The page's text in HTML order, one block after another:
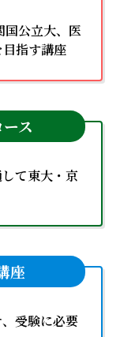
国公立大、医
指す講座
ス
て東大・京
座
受験に必要